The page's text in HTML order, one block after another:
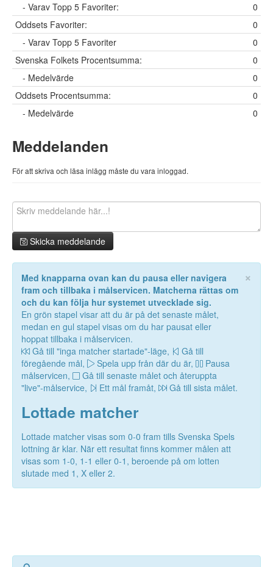
- Varav Topp 5 Favoriter:
0
Oddsets Favoriter:
0
- Varav Topp 5 Favoriter
0
Svenska Folkets Procentsumma:
0
- Medelvärde
0
Oddsets Procentsumma:
0
- Medelvärde
0
Meddelanden
För att skriva och läsa inlägg måste du vara inloggad.
Skicka meddelande
×
Med knapparna ovan kan du pausa eller navigera
fram och tillbaka i målservicen. Matcherna rättas om
och du kan följa hur systemet utvecklade sig.
En grön stapel visar att du är på det senaste målet,
medan en gul stapel visas om du har pausat eller
hoppat tillbaka i målservicen.
Gå till "inga matcher startade"-läge,
Gå till
föregående mål,
Spela upp från där du är,
Pausa
målservicen,
Gå till senaste målet och återuppta
"live"-målservice,
Ett mål framåt, Gå till sista målet.
Lottade matcher
Lottade matcher visas som 0-0 fram tills Svenska Spels
lottning är klar. När ett resultat finns kommer målen att
visas som 1-0, 1-1 eller 0-1, beroende på om lotten
slutade med 1, X eller 2.